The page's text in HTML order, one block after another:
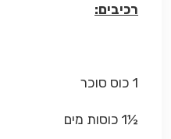
רכיבים:
1 כוס סוכר
½1 כוסות מים